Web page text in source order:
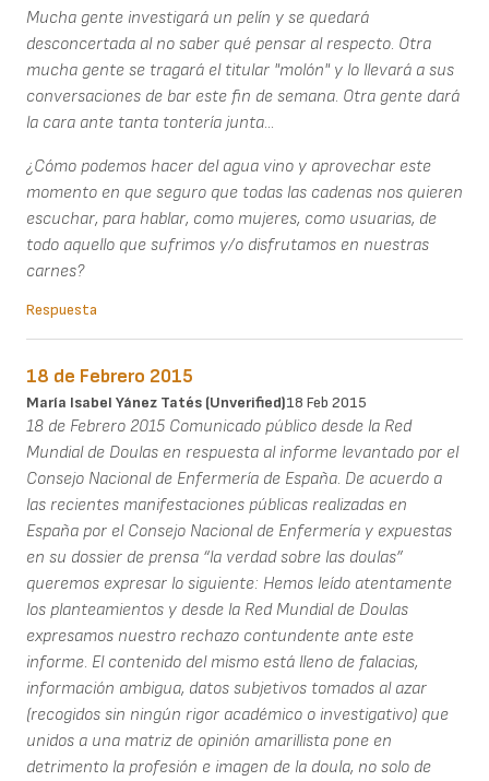
Mucha gente investigará un pelín y se quedará
desconcertada al no saber qué pensar al respecto. Otra
mucha gente se tragará el titular "molón" y lo llevará a sus
conversaciones de bar este fin de semana. Otra gente dará
la cara ante tanta tontería junta...
¿Cómo podemos hacer del agua vino y aprovechar este
momento en que seguro que todas las cadenas nos quieren
escuchar, para hablar, como mujeres, como usuarias, de
todo aquello que sufrimos y/o disfrutamos en nuestras
carnes?
Respuesta
18 de Febrero 2015
María Isabel Yánez Tatés (unverified)18 Feb 2015
18 de Febrero 2015 Comunicado público desde la Red Mundial de Doulas en respuesta al informe levantado por el Consejo Nacional de Enfermería de España. De acuerdo a las recientes manifestaciones públicas realizadas en España por el Consejo Nacional de Enfermería y expuestas en su dossier de prensa “la verdad sobre las doulas” queremos expresar lo siguiente: Hemos leído atentamente los planteamientos y desde la Red Mundial de Doulas expresamos nuestro rechazo contundente ante este informe. El contenido del mismo está lleno de falacias, información ambigua, datos subjetivos tomados al azar (recogidos sin ningún rigor académico o investigativo) que unidos a una matriz de opinión amarillista pone en detrimento la profesión e imagen de la doula, no solo de España sino del mundo. Por medio de la presente es nuestro deseo hacer de conocimiento público quienes realmente somos, qué hacemos y hacia dónde vamos. La doula es una figura idónea capaz de acompañar a la madre gestante, parturienta y puérpera de forma respetuosa. La doula, con sus competencias, es un excelente apoyo emocional y moral para la madre que necesita ser escuchada sin ser juzgada o discriminada por sus opiniones o pensamientos. La doula no es un personal sanitario. El objetivo de la doula es brindar confianza a la madre, hacerla sentir segura, querida y respetada para lograr así que esta viva un embarazo, parto y puerperio sereno a través de la comunicación no violenta y la empatía. La doula bajo ninguna circunstancia aconseja a la madre sobre qué hacer o decidir. La doula apoya a la mujer en las decisiones que ella toma por sí misma, con información objetiva, actual y comprobada, recogida desde fuentes científicas y de pertinencia académica. La doula no obliga a las madres a tomar acciones sobre ningún tema de su salud o modelos de crianza, pues cree en la libertad, responsabilidad y empoderamiento de cada mujer. La doula, al no ser personal sanitario no asiste médicamente a la madre en ningún momento, no realiza intervenciones sobre el cuerpo de la mujer ni el bebé, no hace tactos vaginales, no toma temperatura, no hace ecografías, no controla el ritmo cardíaco fetal, no pone inyecciones, no administra medicamentos, no diagnostica ni receta tratamientos. No hace intrusismo de ningún tipo médico-asistencial, ni excluye al padre en ningún momento, al contrario potencia los vínculos. Durante el trabajo de parto, la doula garantiza un acompañamiento continuo y exclusivo, lo que significa que está siempre junto a la madre, dándole ánimo, reforzando su autoestima. Según los estudios realizados, el apoyo que brindan las Doulas, potencia las probabilidades de que el parto se dé espontáneamente y por vía vaginal, reduce las probabilidades de recibir analgesia, reduce la duración promedio del trabajo de parto y permite que la mujer se sienta satisfecha con su experiencia de parto. (Cochrane). Estos son algunos de los beneficios que obtiene una madre que desea el acompañamiento de una doula, los cuales son de suma importancia según la propia OMS para la reducción de las altas tasas de cesáreas innecesarias, que se practican alrededor del mundo en hospitales y clínicas públicas y privadas. Queremos señalar que no se ha presentado formalmente ningún estudio científico que demuestre daños o perjuicios del acompañamiento de la doula al binomio madre- bebé. Debemos aclarar que las doulas certificadas y pertenecientes a asociaciones nacionales e internacionales, respondemos a un código de ética, por lo cual conocemos y respetamos las responsabilidades de nuestro rol y rechazamos a quienes incumplen y trasgreden los límites profesionales. Desde la Red Mundial de Doulas estamos trabajando a nivel regional (en cada país donde tenemos representación) y a nivel internacional a través de un comité educativo en la elaboración de estándares de calidad de servicio y diseño curricular del pensum que se requiere para poder definir la formación profesional de una doula hoy en día. Ciertamente se puede decir que la nuestra es una profesión relativamente “nueva”, que en realidad nace desde la prehistoria como oficio intuitivo y natural propio de las mujeres con experiencia y sensibilidad, que acompañaban a otras mujeres, pero que actualmente está vigente. Ante las necesidades evolutivas y con el desarrollo de las culturas hemos presenciado un cambio social, un nuevo tiempo nos acoge con la alta demanda de mujeres que solicitan información y apoyo emocional para vivir su proceso de gestación y parto, en modo placentero y consciente. Son las mujeres voluntariamente quienes solicitan a las doulas para no sentirse solas, para obtener el beneficio que nuestra compañía les aporta. La realidad actual es que las Doulas EXISTIMOS, estamos presentes en todo el Mundo y estamos buscando regularizar nuestra formación, reglamentar nuestra profesión y conseguir validez a nivel gubernamental en cada país donde nos encontramos. Ésta es la misión de la Red Mundial de Doulas, para ello trabajamos. Nuestro objetivo no es mantenernos al margen como algunos profesionales han querido, por lo contrario, buscamos reconocimiento y unificación de criterios para evitar estos lamentables incidentes y malentendidos sobre nuestra profesión y buscamos el apoyo de las organizaciones y autoridades para lograr este reconocimiento, así como en su tiempo lo obtuvieron las enfermeras y las parteras o matronas . Sí nos remontamos a la historia, sin ir muy lejos, hace unas décadas atrás, la profesión de enfermería no estaba reglamentada, se les conocía como practicantes, incluso se intentó en un momento hacer de menos sus servicios, porque eran considerados “innecesarios” “no científicos” “muy enfocados a lo espiritual”. Pero la necesidad, la demanda social decía otra cosa. Los hechos demostraron el valioso aporte que esta profesión tenía en la sociedad y paso a paso se fueron generando las estructuras para comenzar con estudios técnicos, científicos y académicos que avalaron su formación y aceptación formal en el sistema de salud. Tal es así que hoy se ha evolucionado hacia al área materno infantil desarrollando la especialización en matronería que tanta falta hace. Parte de nuestra evolución es aceptar este momento histórico en el que las doulas comenzamos a convertirnos en una necesidad más para la sociedad, el aporte que nuestra profesión ha brindado está sustentado en los estudios médicos científicos iniciados por el Dr. Marshall Klaus y John Kennell. Entendemos y sabemos que hay personas inescrupulosas e irresponsables que no se rigen bajo ningún estándar de servicio, ni código de ética y que han actuado deliberadamente poniendo en cuestionamiento no sólo el rol de la doula, sino el de la matrona, la partera tradicional, la obstetra y el médico. En estos casos, la Red Mundial de Doulas rechaza absolutamente cualquiera de estas acciones y recalca una vez más la importancia de una formación profesional y el compromiso ético. La Red Mundial de Doulas a través de sus coordinadora general, subcoordinadora y coordinadoras nacionales, manifiesta su preocupación por la cantidad de micro-cursos de formación de doula que en este último tiempo se han difundido, vendido y efectuado en varios países, sin estándares de calidad mínimos o compromiso social alguno. De este modo se minimiza nuestro rol, se lo mal entiende y se lo distorsiona. Estamos en desacuerdo con todos estos cursos “exprés” que no están adscritos a una organización internacional que supervise y estandarice el pensum de estudio, un mínimo de 120 horas académicas y un período de práctica profesional supervisada y registrada. La formación de doula se debe hacer con responsabilidad, reconociendo los diferentes contextos sociales y culturales de cada país; respetando las necesidades de las mujeres y fomentando el activismo por los derechos sexuales y reproductivos de estas en el momento del embarazo, parto y post-parto inmediato. Rechazamos el intrusismo de cualquier tipo, defendemos el derecho de cada profesional de trabajar responsable y organizadamente coexistiendo entre todos los que conforman el equipo multidisciplinario que trabaja en torno al binomio madre-bebé, esto incluye a las enfermeras, matronas, obstetras, médicos y doulas. El manifiesto publicado recientemente por el Consejo Nacional de Enfermería, demuestra el poco conocimiento acerca de nuestro rol, de nuestras responsabilidades y el efecto positivo que tiene la doula para la madre. Esto se refleja en la incoherencia del informe con el que se hacen generalizaciones y acusaciones sin base, que no corresponden a nuestro ejercicio profesional sino a una muestra de personas aisladas que han actuado bajo su libre albedrío ofreciendo servicios o tomando acciones indebidas, a las cuales ya hemos expresado nuestro rechazo. Por todo lo antes expuesto sugerimos e instamos a todas las personas relacionadas con el tema y especialmente a los medios de comunicación, mayor rigor con el tratamiento informativo, investigación comunicacional, información comprobada y contrastación de fuentes, que muestren la realidad más objetiva de lo que hacemos las doulas. La Red Mundial de Doulas reconoce, acepta, incluye y promueve a todas las mujeres que vienen desarrollando esta labor en su comunidad. Sin embargo, nos sentimos en el compromiso de organizar y estructurar el perfil profesional que nos acoja a todas bajo estándares comunes y acordes con nuestra labor. Respetamos a parteras, comadronas y enfermeras puesto que sus aportes son necesarios e imprescindibles en la asistencia a las embarazadas, pero también exigimos nuestro lugar y reconocimiento en tanto nuestra presencia beneficia la experiencia de las mujeres gestantes y sus familias . Atentamente, RED MUNDIAL DE DOULAS Enlaces útiles: Página web oficial de la red Mundial de Doulas www.redmundialdedoulas.com Biblioteca virtual de la Organización Mundial de la Salud OMG (WHO) reconociendo el apo